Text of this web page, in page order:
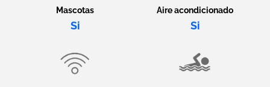
Mascotas
Si
Aire acondicionado
Si